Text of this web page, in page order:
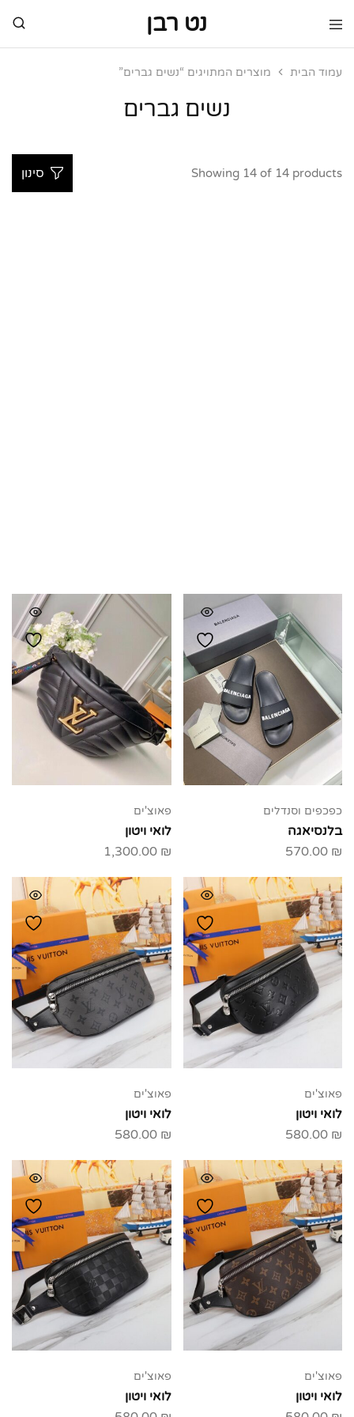
נט רבן
נט
מותגי
מותגי
עמוד הבית מוצרים המתויגים “נשים גברים”
נשים גברים
Showing 14 of 14 products
כפכפים וסנדלים
בלנסיאגה
570.00 ₪
פאוצ'ים
לואי ויטון
1,300.00 ₪
פאוצ'ים
לואי ויטון
580.00 ₪
פאוצ'ים
לואי ויטון
580.00 ₪
פאוצ'ים
לואי ויטון
פאוצ'ים
לואי ויטון